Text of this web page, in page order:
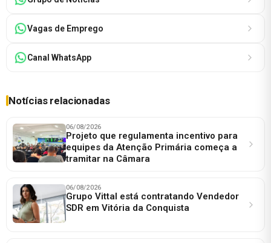
Vagas de Emprego
Canal WhatsApp
Notícias relacionadas
06/08/2026
Projeto que regulamenta incentivo para
equipes da Atenção Primária começa a
tramitar na Câmara
06/08/2026
Grupo Vittal está contratando Vendedor
SDR em Vitória da Conquista